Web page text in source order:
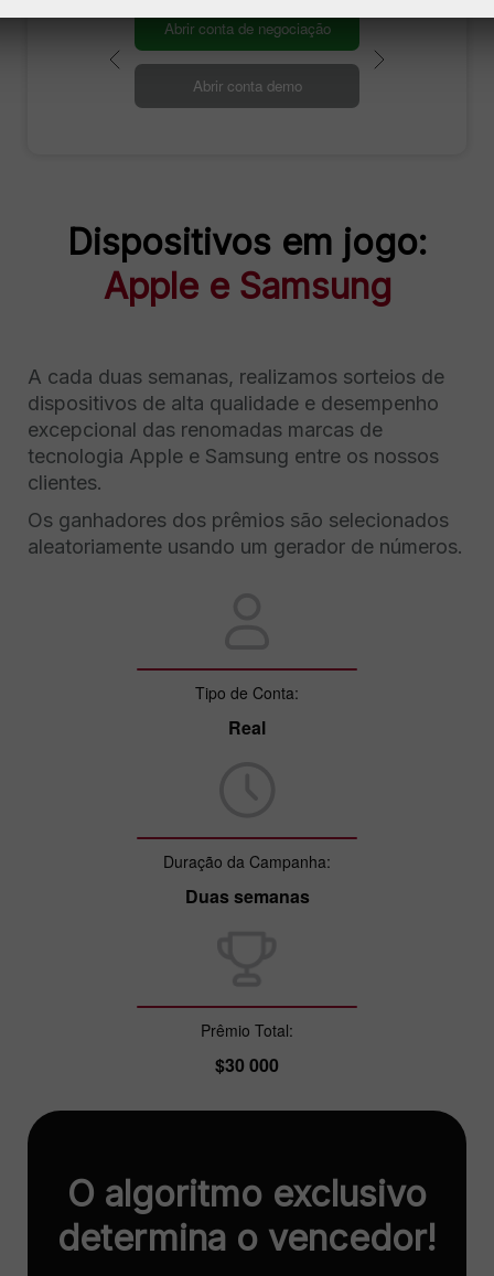
Abrir conta de negociação
Abrir conta demo
Dispositivos em jogo:
Apple e Samsung
A cada duas semanas, realizamos sorteios de
dispositivos de alta qualidade e desempenho
excepcional das renomadas marcas de
tecnologia Apple e Samsung entre os nossos
clientes.
Os ganhadores dos prêmios são selecionados
aleatoriamente usando um gerador de números.
Tipo de Conta:
Real
Duração da Campanha:
Duas semanas
Prêmio Total:
$30 000
O algoritmo exclusivo
determina o vencedor!